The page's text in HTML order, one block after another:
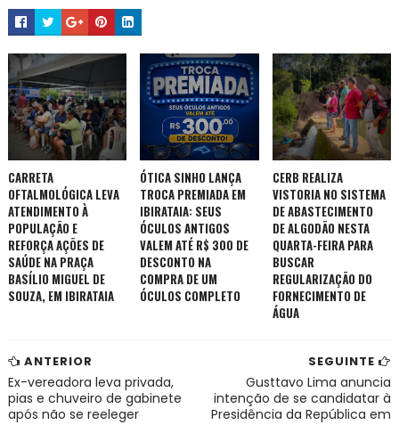
CARRETA
OFTALMOLÓGICA LEVA
ATENDIMENTO À
POPULAÇÃO E
REFORÇA AÇÕES DE
SAÚDE NA PRAÇA
BASÍLIO MIGUEL DE
SOUZA, EM IBIRATAIA
ÓTICA SINHO LANÇA
TROCA PREMIADA EM
IBIRATAIA: SEUS
ÓCULOS ANTIGOS
VALEM ATÉ R$ 300 DE
DESCONTO NA
COMPRA DE UM
ÓCULOS COMPLETO
CERB REALIZA
VISTORIA NO SISTEMA
DE ABASTECIMENTO
DE ALGODÃO NESTA
QUARTA-FEIRA PARA
BUSCAR
REGULARIZAÇÃO DO
FORNECIMENTO DE
ÁGUA
SEGUINTE
Gusttavo Lima anuncia
intenção de se candidatar à
Presidência da República em
ANTERIOR
Ex-vereadora leva privada,
pias e chuveiro de gabinete
após não se reeleger